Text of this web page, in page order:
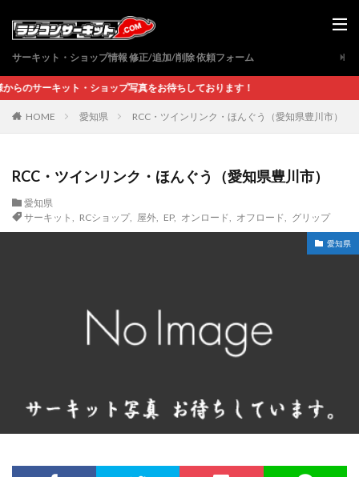
サーキット・ショップ情報 修正/追加/削除 依頼フォーム
キット・ショップ写真をお待ちしております！
HOME 愛知県 RCC・ツインリンク・ほんぐう（愛知県豊川市）
RCC・ツインリンク・ほんぐう（愛知県豊川市）
愛知県
サーキット
RCショップ, 屋外, EP, オンロード オフロード グリップ
愛知県